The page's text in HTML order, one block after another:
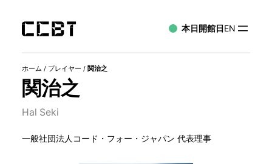
本日開館日EN
ホーム / プレイヤー / 関治之
関治之
Hal Seki
一般社団法人コード・フォー・ジャパン 代表理事